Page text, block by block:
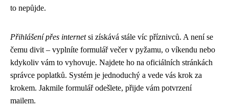
to nepůjde.
Přihlášení přes internetsi získává stále víc příznivců. A není se
čemu divit – vyplníte formulář večer v pyžamu, o víkendu nebo
kdykoliv vám to vyhovuje. Najdete ho na oficiálních stránkách
správce poplatků. Systém je jednoduchý a vede vás krok za
krokem. Jakmile formulář odešlete, přijde vám potvrzení
mailem.